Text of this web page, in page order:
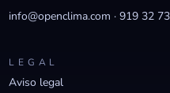
info@openclima.com ·919 32
LEGAL
Aviso legal